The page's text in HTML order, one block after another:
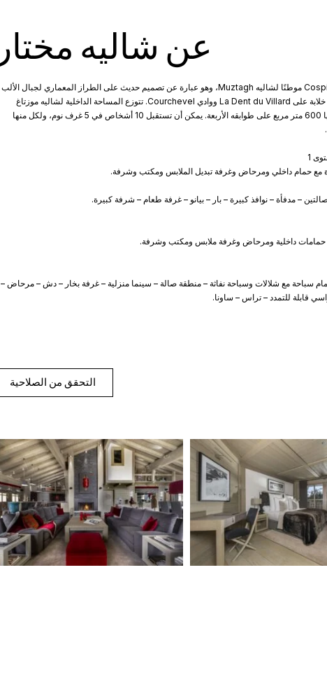
عن شاليه مختار
يعد منحدر Cospillot موطنًا لشاليه Muztagh، وهو عبارة عن تصميم حديث على الطراز المعماري لجبال الألب
يتميز بإطلالات خلابة على La Dent du Villard ووادي Courchevel. تتوزع المساحة الداخلية لشاليه موزتاغ
البالغة مساحتها 600 متر مربع على طوابقه الأربعة. يمكن أن تستقبل 10 أشخاص في 5 غرف نوم، ولكل منها
1
مع حمام داخلي ومرحاض وغرفة تبديل الملابس ومكتب وشرفة.
– مدفأة – نوافذ كبيرة – بار – بيانو – غرفة طعام – شرفة كبيرة.
سباحة مع شلالات وسباحة نفاثة – منطقة صالة – سينما منزلية – غرفة بخار – دش – مرحاض –
التحقق من الصلاحية